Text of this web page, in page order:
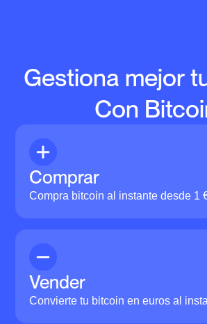
Gestiona mejor
Con
Comprar
Compra bitcoin al instante desde 1
Vender
Convierte tu bitcoin en euros al